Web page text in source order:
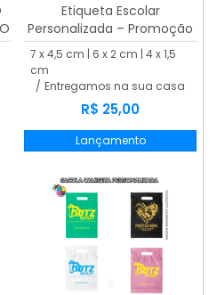
Etiqueta Escolar
Personalizada – Promoção
Especial
7 x 4,5 cm | 6 x 2 cm | 4 x 1,5
cm
/ Entregamos na sua casa
R$ 25,00
Lançamento